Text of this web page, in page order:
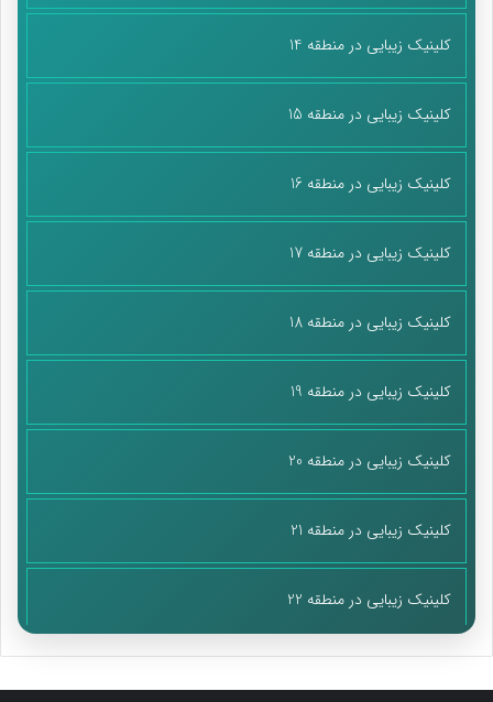
کلینیک زیبایی در منطقه 14
کلینیک زیبایی در منطقه 15
کلینیک زیبایی در منطقه 16
کلینیک زیبایی در منطقه 17
کلینیک زیبایی در منطقه 18
کلینیک زیبایی در منطقه 19
کلینیک زیبایی در منطقه 20
کلینیک زیبایی در منطقه 21
کلینیک زیبایی در منطقه 22